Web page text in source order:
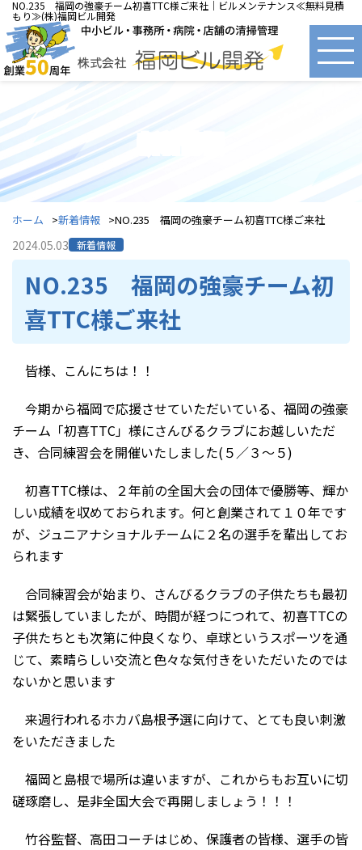
NO.235 福岡の強豪チーム初喜TTC様ご来社｜ビルメンテナンス≪無料見積
もり≫(株)福岡ビル開発
新着情報
ホーム 新着情報 NO.235 福岡の強豪チーム初喜TTC様ご来社
2024.05.03 新着情報
NO.235 福岡の強豪チーム初
喜TTC様ご来社
皆様、こんにちは！！
今期から福岡で応援させていただいている、福岡の強豪
チーム「初喜TTC」様にさんびるクラブにお越しいただ
き、合同練習会を開催いたしました(５／３～５)
初喜TTC様は、２年前の全国大会の団体で優勝等、輝か
しい成績を収めておられます。何と創業されて１０年です
が、ジュニアナショナルチームに２名の選手を輩出してお
られます
合同練習会が始まり、さんびるクラブの子供たちも最初
は緊張していましたが、時間が経つにつれて、初喜TTCの
子供たちとも次第に仲良くなり、卓球というスポーツを通
じて、素晴らしい交流と色々な気付きをいただいたのでは
ないかと思います
来週行われるホカバ島根予選に向けて、とても良い刺激
をいただきました
福岡と島根で場所は違いますが、これからもお互いに切
磋琢磨し、是非全国大会で再開しましょう！！！
竹谷監督、高田コーチはじめ、保護者の皆様、選手の皆